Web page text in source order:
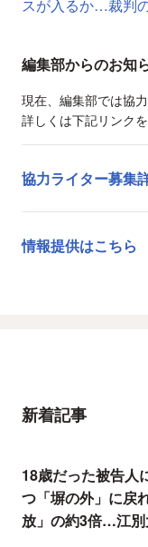
スが入るか…裁判
編集部からのお知
現在、編集部では協
詳しくは下記リンク
協力ライター募集
情報提供はこちら
新着記事
18歳だった被告人
つ「塀の外」に戻
放」の約3倍…江